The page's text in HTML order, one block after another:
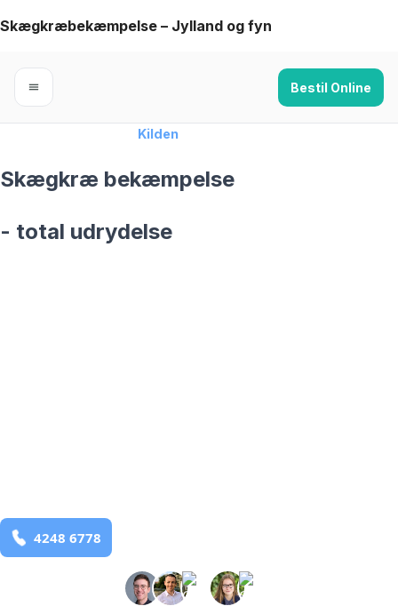
Skip
content
Skægkræbekæmpelse – Jylland og fyn
Bestil Online
Kilden
Skægkræ bekæmpelse
- total udrydelse